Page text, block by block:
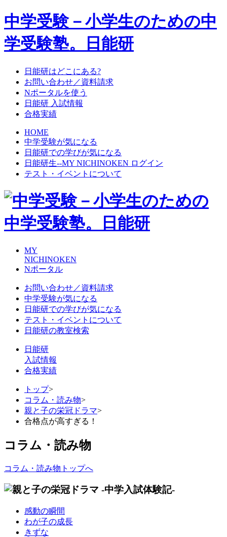
中学受験－小学生のための中
学受験塾。日能研
日能研はどこにある?
お問い合わせ／資料請求
Nポータルを使う
日能研 入試情報
合格実績
HOME
中学受験が気になる
日能研での学びが気になる
日能研生--MY NICHINOKEN ログイン
テスト・イベントについて
MY
NICHINOKEN
Nポータル
お問い合わせ／資料請求
中学受験が気になる
日能研での学びが気になる
テスト・イベントについて
日能研の教室検索
日能研
入試情報
合格実績
トップ>
コラム・読み物>
親と子の栄冠ドラマ>
合格点が高すぎる！
コラム・読み物
コラム・読み物トップへ
感動の瞬間
わが子の成長
きずな